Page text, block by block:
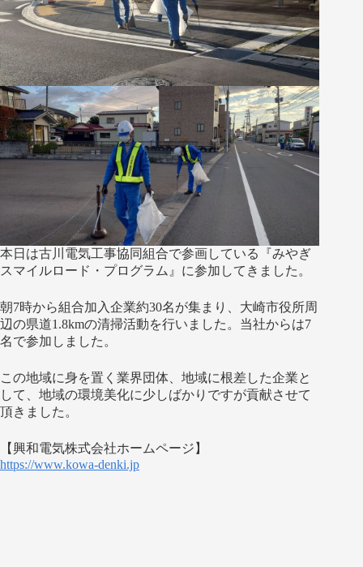
本日は古川電気工事協同組合で参画している『みやぎ
スマイルロード・プログラム』に参加してきました。
朝7時から組合加入企業約30名が集まり、大崎市役所周
辺の県道1.8kmの清掃活動を行いました。当社からは7
名で参加しました。
この地域に身を置く業界団体、地域に根差した企業と
して、地域の環境美化に少しばかりですが貢献させて
頂きました。
【興和電気株式会社ホームページ】
https://www.kowa-denki.jp